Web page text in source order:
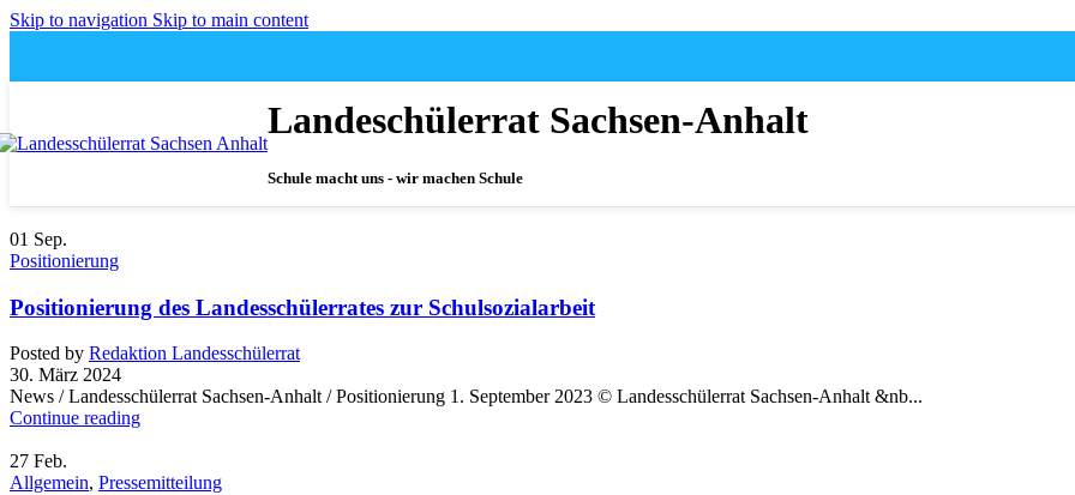
Skip to navigation Skip to main content
Landeschülerrat Sachsen-Anhalt
Schule macht uns - wir machen Schule
01 Sep.
Positionierung
Positionierung des Landesschülerrates zur Schulsozialarbeit
Posted by Redaktion Landesschülerrat
30. März 2024
News / Landesschülerrat Sachsen-Anhalt / Positionierung 1. September 2023 © Landesschülerrat Sachsen-Anhalt &nb...
Continue reading
27 Feb.
Allgemein, Pressemitteilung